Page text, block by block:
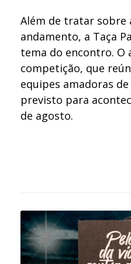
Além de tratar sobre
andamento, a Taça
tema do encontro. O
competição, que
equipes amadoras
previsto para
de agosto.